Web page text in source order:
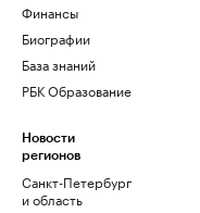
Финансы
Биографии
База знаний
РБК Образование
Новости
регионов
Санкт-Петербург
и область